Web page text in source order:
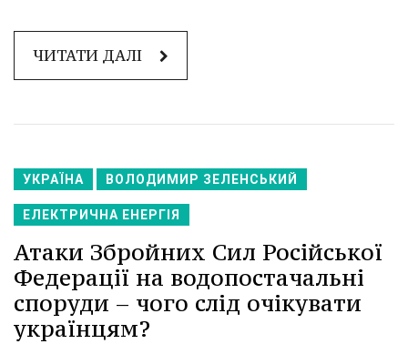
ЧИТАТИ ДАЛІ
УКРАЇНА ВОЛОДИМИР ЗЕЛЕНСЬКИЙ
ЕЛЕКТРИЧНА ЕНЕРГІЯ
Атаки Збройних Сил Російської
Федерації на водопостачальні
споруди – чого слід очікувати
українцям?